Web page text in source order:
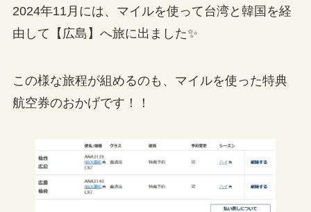
2024年11月には、マイルを使って台湾と韓国を経
由して【広島】へ旅に出ました✨
この様な旅程が組めるのも、マイルを使った特典
航空券のおかげです！！